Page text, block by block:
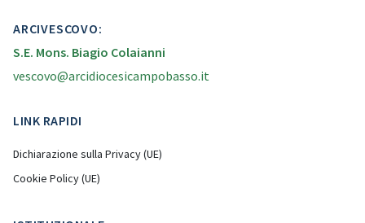
ARCIVESCOVO:
S.E. Mons. Biagio Colaianni
vescovo@arcidiocesicampobasso.it
LINK RAPIDI
Dichiarazione sulla Privacy (UE)
Cookie Policy (UE)